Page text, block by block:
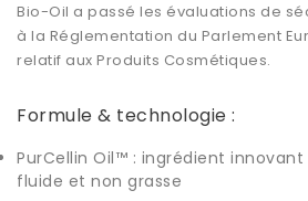
Bio-Oil a passé les évaluations de
à la Réglementation du Parlement
relatif aux Produits Cosmétiques.
Formule & technologie :
PurCellin Oil™ : ingrédient
fluide et non grasse